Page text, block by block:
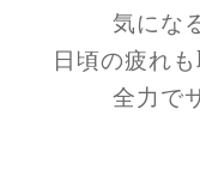
気にな
日頃の疲れ
全力で